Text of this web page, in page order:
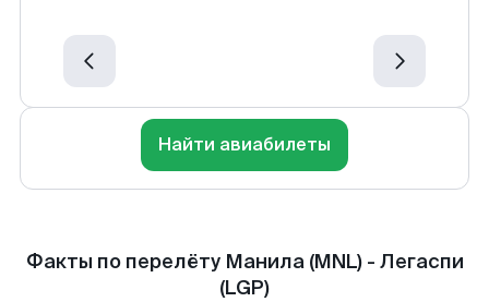
Найти авиабилеты
Факты по перелёту Манила (MNL) - Легаспи
(LGP)